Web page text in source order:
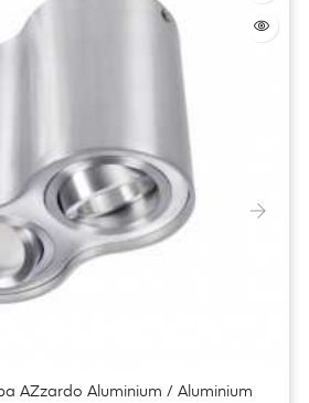
AZzardo Aluminium / Aluminium